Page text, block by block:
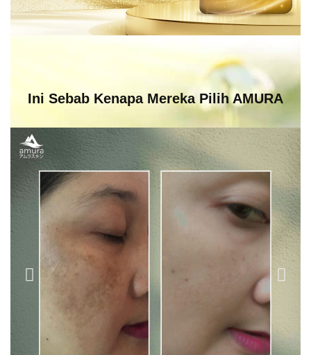
Ini Sebab Kenapa Mereka Pilih AMURA